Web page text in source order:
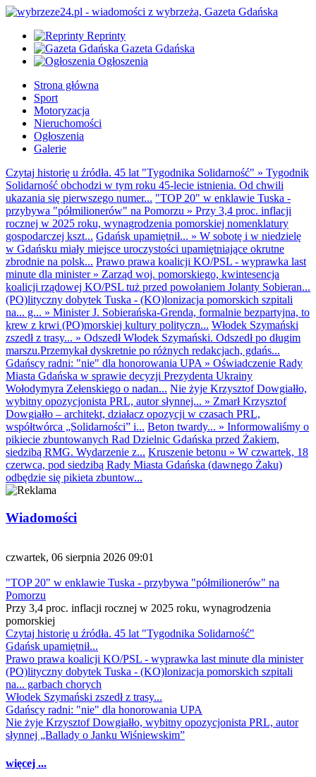
Reprinty
Gazeta Gdańska
Ogłoszenia
Strona główna
Sport
Motoryzacja
Nieruchomości
Ogłoszenia
Galerie
Czytaj historię u źródła. 45 lat "Tygodnika Solidarność" » Tygodnik
Solidarność obchodzi w tym roku 45-lecie istnienia. Od chwili
ukazania się pierwszego numer... "TOP 20" w enklawie Tuska -
przybywa "półmilionerów" na Pomorzu » Przy 3,4 proc. inflacji
rocznej w 2025 roku, wynagrodzenia pomorskiej nomenklatury
gospodarczej kszt... Gdańsk upamiętnił... » W sobotę i w niedzielę
w Gdańsku miały miejsce uroczystości upamiętniające okrutne
zbrodnie na polsk... Prawo prawa koalicji KO/PSL - wyprawka last
minute dla minister» Zarząd woj. pomorskiego, kwintesencja
koalicji rządowej KO/PSL tuż przed powołaniem Jolanty Sobieran...
(PO)lityczny dobytek Tuska - (KO)lonizacja pomorskich szpitali
na... g... » Minister J. Sobierańska-Grenda, formalnie bezpartyjna, to
krew z krwi (PO)morskiej kultury polityczn... Włodek Szymański
zszedł z trasy... » Odszedł Włodek Szymański. Odszedł po długim
marszu.Przemykał dyskretnie po różnych redakcjach, gdańs...
Gdańscy radni: "nie" dla honorowania UPA » Oświadczenie Rady
Miasta Gdańska w sprawie decyzji Prezydenta Ukrainy
Wołodymyra Zełenskiego o nadan... Nie żyje Krzysztof Dowgiałło,
wybitny opozycjonista PRL, autor słynnej... » Zmarł Krzysztof
Dowgiałło – architekt, działacz opozycji w czasach PRL,
współtwórca „Solidarności” i... Beton twardy... » Informowaliśmy o
pikiecie zbuntowanych Rad Dzielnic Gdańska przed Żakiem,
siedzibą RMG. Wydarzenie z... Kruszenie betonu » W czwartek, 18
czerwca, pod siedzibą Rady Miasta Gdańska (dawnego Żaku)
odbędzie się pikieta zbuntow...
Wiadomości
czwartek, 06 sierpnia 2026 09:01
"TOP 20" w enklawie Tuska - przybywa "półmilionerów" na
Pomorzu
Przy 3,4 proc. inflacji rocznej w 2025 roku, wynagrodzenia
pomorskiej
Czytaj historię u źródła. 45 lat "Tygodnika Solidarność"
Gdańsk upamiętnił...
Prawo prawa koalicji KO/PSL - wyprawka last minute dla minister
(PO)lityczny dobytek Tuska - (KO)lonizacja pomorskich szpitali
na... garbach chorych
Włodek Szymański zszedł z trasy...
Gdańscy radni: "nie" dla honorowania UPA
Nie żyje Krzysztof Dowgiałło, wybitny opozycjonista PRL, autor
słynnej „Ballady o Janku Wiśniewskim”
więcej ...